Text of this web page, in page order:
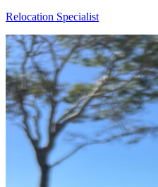
Relocation Specialist